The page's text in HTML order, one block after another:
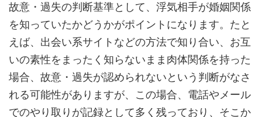
故意・過失の判断基準として、浮気相手が婚姻関係
を知っていたかどうかがポイントになります。たと
えば、出会い系サイトなどの方法で知り合い、お互
いの素性をまったく知らないまま肉体関係を持った
場合、故意・過失が認められないという判断がなさ
れる可能性がありますが、この場合、電話やメール
でのやり取りが記録として多く残っており、そこか